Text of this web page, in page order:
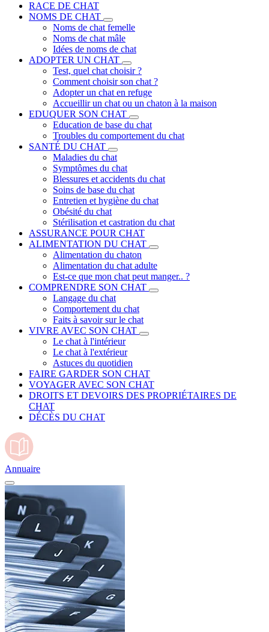
RACE DE CHAT
NOMS DE CHAT
Noms de chat femelle
Noms de chat mâle
Idées de noms de chat
ADOPTER UN CHAT
Test, quel chat choisir ?
Comment choisir son chat ?
Adopter un chat en refuge
Accueillir un chat ou un chaton à la maison
EDUQUER SON CHAT
Education de base du chat
Troubles du comportement du chat
SANTÉ DU CHAT
Maladies du chat
Symptômes du chat
Blessures et accidents du chat
Soins de base du chat
Entretien et hygiène du chat
Obésité du chat
Stérilisation et castration du chat
ASSURANCE POUR CHAT
ALIMENTATION DU CHAT
Alimentation du chaton
Alimentation du chat adulte
Est-ce que mon chat peut manger.. ?
COMPRENDRE SON CHAT
Langage du chat
Comportement du chat
Faits à savoir sur le chat
VIVRE AVEC SON CHAT
Le chat à l'intérieur
Le chat à l'extérieur
Astuces du quotidien
FAIRE GARDER SON CHAT
VOYAGER AVEC SON CHAT
DROITS ET DEVOIRS DES PROPRIÉTAIRES DE
CHAT
DÉCÈS DU CHAT
Annuaire